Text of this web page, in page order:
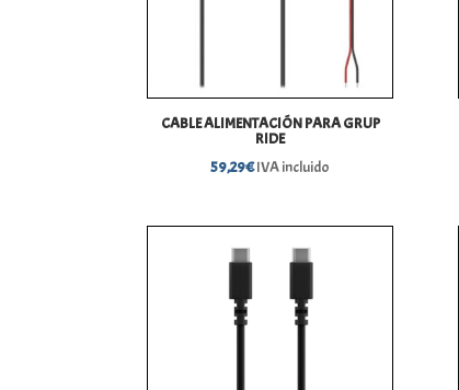
CABLE ALIMENTACIÓN PARA GRUP
RIDE
59,29€IVA incluido